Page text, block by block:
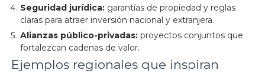
Seguridad jurídica:garantías de propiedad y reglas
claras para atraer inversión nacional y extranjera.
Alianzas público-privadas:proyectos conjuntos que
fortalezcan cadenas de valor.
Ejemplos regionales que inspiran